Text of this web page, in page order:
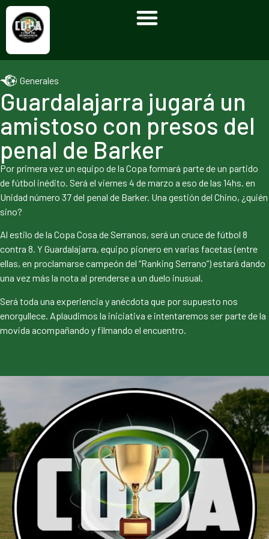
Generales
Guardalajarra jugará un
amistoso con presos del
penal de Barker
Por primera vez un equipo de la Copa formará parte de un partido
de fútbol inédito. Será el viernes 4 de marzo a eso de las 14hs. en
Unidad número 37 del penal de Barker. Una gestión del Chino, ¿quién
sino?
Al estilo de la Copa Cosa de Serranos, será un cruce de fútbol 8
contra 8. Y Guardalajarra, equipo pionero en varias facetas (entre
ellas, en proclamarse campeón del “Ranking Serrano”) estará dando
una vez más la nota al prenderse a un duelo inusual.
Será toda una experiencia y anécdota que por supuesto nos
enorgullece. Aplaudimos la iniciativa e intentaremos ser parte de la
movida acompañando y filmando el encuentro.